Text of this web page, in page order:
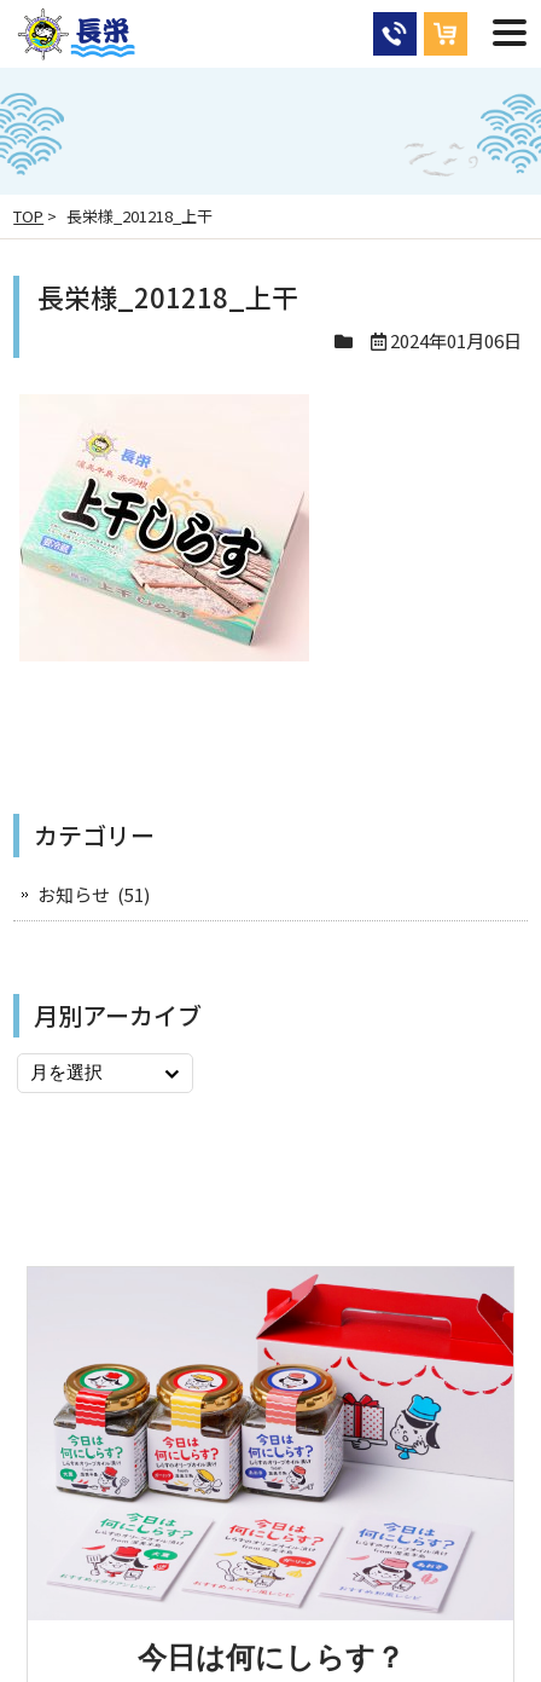
TOP > 長栄様_201218_上干
長栄様_201218_上干
2024年01月06日
カテゴリー
お知らせ (51)
月別アーカイブ
今日は何にしらす？